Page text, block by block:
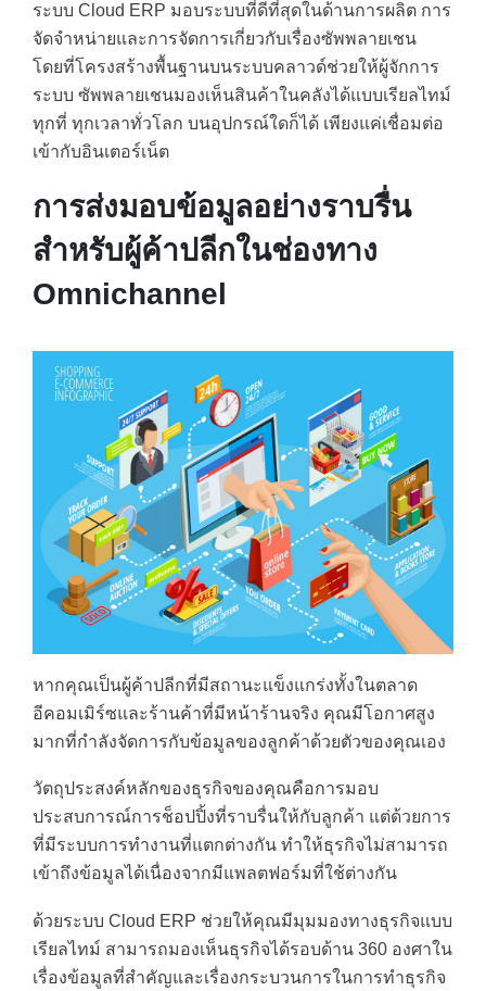
ระบบ Cloud ERP มอบระบบที่ดีที่สุดในด้านการผลิต การ
จัดจำหน่ายและการจัดการเกี่ยวกับเรื่องซัพพลายเชน
โดยที่โครงสร้างพื้นฐานบนระบบคลาวด์ช่วยให้ผู้จักการ
ระบบ ซัพพลายเชนมองเห็นสินค้าในคลังได้แบบเรียลไทม์
ทุกที่ ทุกเวลาทั่วโลก บนอุปกรณ์ใดก็ได้ เพียงแค่เชื่อมต่อ
เข้ากับอินเตอร์เน็ต
การส่งมอบข้อมูลอย่างราบรื่น
สำหรับผู้ค้าปลีกในช่องทาง
Omnichannel
หากคุณเป็นผู้ค้าปลีกที่มีสถานะแข็งแกร่งทั้งในตลาด
อีคอมเมิร์ซและร้านค้าที่มีหน้าร้านจริง คุณมีโอกาศสูง
มากที่กำลังจัดการกับข้อมูลของลูกค้าด้วยตัวของคุณเอง
วัตถุประสงค์หลักของธุรกิจของคุณคือการมอบ
ประสบการณ์การช็อปปิ้งที่ราบรื่นให้กับลูกค้า แต่ด้วยการ
ที่มีระบบการทำงานที่แตกต่างกัน ทำให้ธุรกิจไม่สามารถ
เข้าถึงข้อมูลได้เนื่องจากมีแพลตฟอร์มที่ใช้ต่างกัน
ด้วยระบบ Cloud ERP ช่วยให้คุณมีมุมมองทางธุรกิจแบบ
เรียลไทม์ สามารถมองเห็นธุรกิจได้รอบด้าน 360 องศาใน
เรื่องข้อมูลที่สำคัญและเรื่องกระบวนการในการทำธุรกิจ